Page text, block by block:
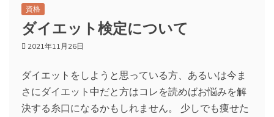
資格
ダイエット検定について
2021年11月26日
ダイエットをしようと思っている方、あるいは今ま
さにダイエット中だと方はコレを読めばお悩みを解
決する糸口になるかもしれません。 少しでも痩せた